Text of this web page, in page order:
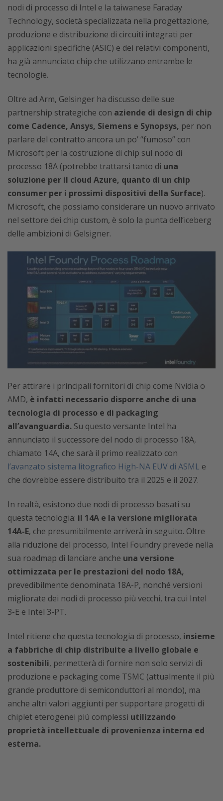
nodi di processo di Intel e la taiwanese Faraday
Technology, società specializzata nella progettazione,
produzione e distribuzione di circuiti integrati per
applicazioni specifiche (ASIC) e dei relativi componenti,
ha già annunciato chip che utilizzano entrambe le
tecnologie.
Oltre ad Arm, Gelsinger ha discusso delle sue
partnership strategiche con aziende di design di chip
come Cadence, Ansys, Siemens e Synopsys, per non
parlare del contratto ancora un po’ “fumoso” con
Microsoft per la costruzione di chip sul nodo di
processo 18A (potrebbe trattarsi tanto di una
soluzione per il cloud Azure, quanto di un chip
consumer per i prossimi dispositivi della Surface).
Microsoft, che possiamo considerare un nuovo arrivato
nel settore dei chip custom, è solo la punta dell’iceberg
delle ambizioni di Gelsigner.
Per attirare i principali fornitori di chip come Nvidia o
AMD, è infatti necessario disporre anche di una
tecnologia di processo e di packaging
all’avanguardia. Su questo versante Intel ha
annunciato il successore del nodo di processo 18A,
chiamato 14A, che sarà il primo realizzato con
l’avanzato sistema litografico High-NA EUV di ASML e
che dovrebbe essere distribuito tra il 2025 e il 2027.
In realtà, esistono due nodi di processo basati su
questa tecnologia: il 14A e la versione migliorata
14A-E, che presumibilmente arriverà in seguito. Oltre
alla riduzione del processo, Intel Foundry prevede nella
sua roadmap di lanciare anche una versione
ottimizzata per le prestazioni del nodo 18A,
prevedibilmente denominata 18A-P, nonché versioni
migliorate dei nodi di processo più vecchi, tra cui Intel
3-E e Intel 3-PT.
Intel ritiene che questa tecnologia di processo, insieme
a fabbriche di chip distribuite a livello globale e
sostenibili, permetterà di fornire non solo servizi di
produzione e packaging come TSMC (attualmente il più
grande produttore di semiconduttori al mondo), ma
anche altri valori aggiunti per supportare progetti di
chiplet eterogenei più complessi utilizzando
proprietà intellettuale di provenienza interna ed
esterna.